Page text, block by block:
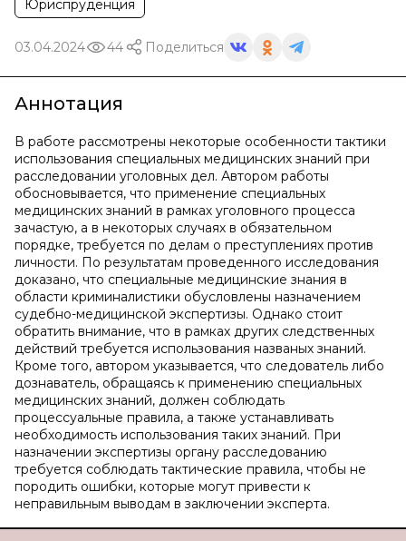
Юриспруденция
03.04.2024 44 Поделиться
Аннотация
В работе рассмотрены некоторые особенности тактики
использования специальных медицинских знаний при
расследовании уголовных дел. Автором работы
обосновывается, что применение специальных
медицинских знаний в рамках уголовного процесса
зачастую, а в некоторых случаях в обязательном
порядке, требуется по делам о преступлениях против
личности. По результатам проведенного исследования
доказано, что специальные медицинские знания в
области криминалистики обусловлены назначением
судебно-медицинской экспертизы. Однако стоит
обратить внимание, что в рамках других следственных
действий требуется использования названых знаний.
Кроме того, автором указывается, что следователь либо
дознаватель, обращаясь к применению специальных
медицинских знаний, должен соблюдать
процессуальные правила, а также устанавливать
необходимость использования таких знаний. При
назначении экспертизы органу расследованию
требуется соблюдать тактические правила, чтобы не
породить ошибки, которые могут привести к
неправильным выводам в заключении эксперта.